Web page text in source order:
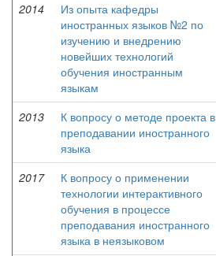
2014
Из опыта кафедры
иностранных языков №2 по
изучению и внедрению
новейших технологий
обучения иностранным
языкам
2013
К вопросу о методе проекта в
преподавании иностранного
языка
2017
К вопросу о применении
технологии интерактивного
обучения в процессе
преподавания иностранного
языка в неязыковом